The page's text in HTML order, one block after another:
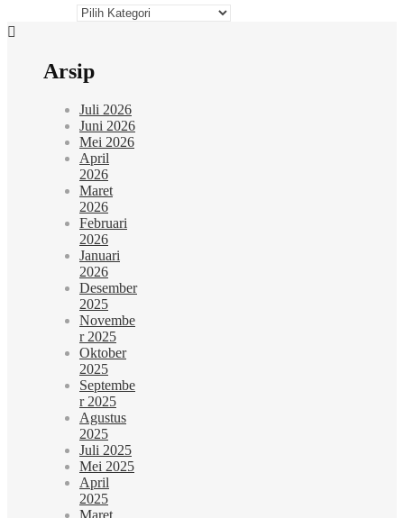
Kategori
Arsip
Juli 2026
Juni 2026
Mei 2026
April
2026
Maret
2026
Februari
2026
Januari
2026
Desember
2025
Novembe
r 2025
Oktober
2025
Septembe
r 2025
Agustus
2025
Juli 2025
Mei 2025
April
2025
Maret